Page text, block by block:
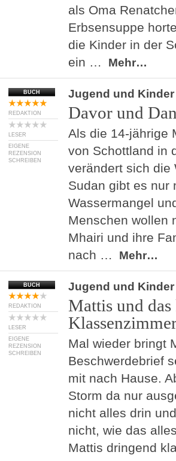
als Oma
Erbsensuppe
die Kinder in der
ein …
Mehr…
BUCH
REDAKTION
LESER
EIGENE
REZENSION
SCHREIBEN
Jugend und Kinder
Davor und
Als die 14-jährige
von Schottland in
verändert sich die
Sudan gibt es nur
Wassermangel
Menschen wollen
Mhairi und ihre
nach …
Mehr…
BUCH
REDAKTION
LESER
EIGENE
REZENSION
SCHREIBEN
Jugend und Kinder
Mattis und das
Mal wieder bringt
Beschwerdebrief
mit nach Hause.
Storm da nur
nicht alles drin
nicht, wie das
Mattis dringend